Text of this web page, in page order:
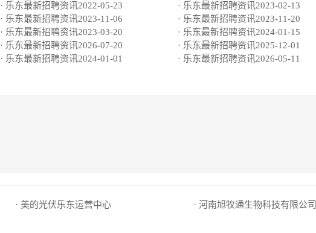
· 乐东最新招聘资讯2022-05-23
· 乐东最新招聘资讯2023-02-13
· 乐东最新招聘资讯2023-11-06
· 乐东最新招聘资讯2023-11-20
· 乐东最新招聘资讯2023-03-20
· 乐东最新招聘资讯2024-01-15
· 乐东最新招聘资讯2026-07-20
· 乐东最新招聘资讯2025-12-01
· 乐东最新招聘资讯2024-01-01
· 乐东最新招聘资讯2026-05-11
· 美的光伏乐东运营中心 · 河南旭牧通生物科技有限公司